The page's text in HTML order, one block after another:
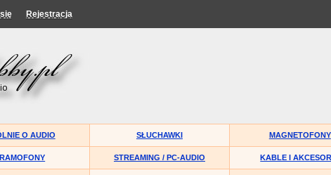
Rejestracja
O AUDIO SŁUCHAWKI MAGNETOFONY
STREAMING / PC-AUDIO KABLE I